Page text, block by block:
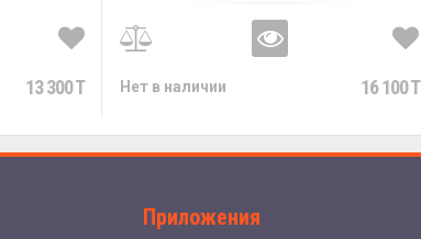
13 300 T Нет в наличии 16 100 T
Приложения